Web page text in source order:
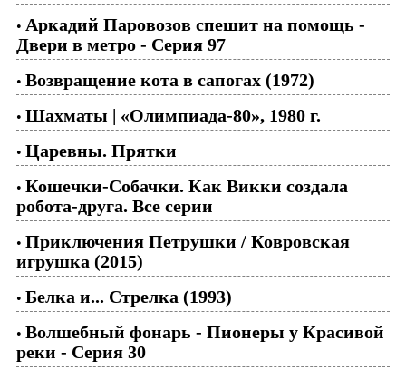
• Аркадий Паровозов спешит на помощь -
Двери в метро - Серия 97
• Возвращение кота в сапогах (1972)
• Шахматы | «Олимпиада-80», 1980 г.
• Царевны. Прятки
• Кошечки-Собачки. Как Викки создала
робота-друга. Все серии
• Приключения Петрушки / Ковровская
игрушка (2015)
• Белка и... Стрелка (1993)
• Волшебный фонарь - Пионеры у Красивой
реки - Серия 30